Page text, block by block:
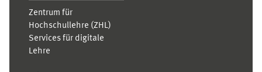
Zentrum für
Hochschullehre (ZHL)
Services für digitale
Lehre